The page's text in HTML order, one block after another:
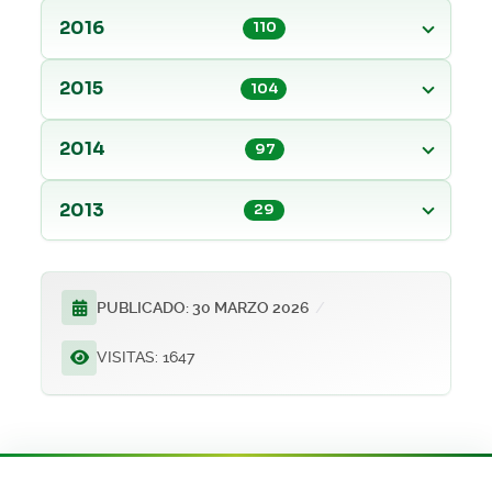
GACETA MUNICIPAL 3231 DE Julio 02 DE 2026
Ver archivo
Ver archivo
GACETA MUNICIPAL 3229 DE Junio 25 DE 2026
Ver archivo
GACETA MUNICIPAL 3228 DE Junio 24 DE 2026
2016 110
2015 104
2014 97
2013 29
PUBLICADO: 30 MARZO 2026
VISITAS: 1647